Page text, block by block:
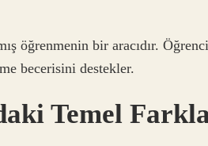
öğrenmenin bir aracıdır.
becerisini destekler.
Temel